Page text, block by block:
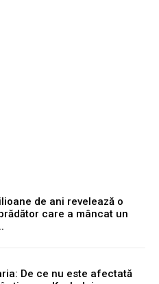
de ani revelează o
care a mâncat un
De ce nu este afectată